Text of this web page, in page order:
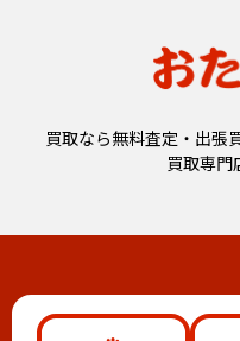
買取なら無料査定・出張
買取専門